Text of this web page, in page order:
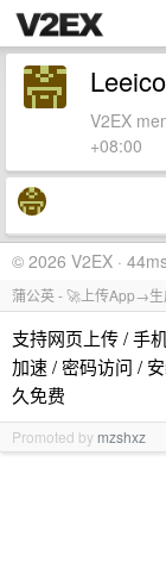
V2EX
+08:00
© 2026 V2EX ·
蒲公英 - 🚀上传App→
支持网页上传 / 手
加速 / 密码访问 /
久免费
Promoted by mzshxz